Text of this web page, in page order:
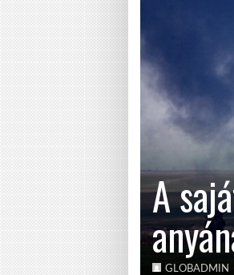
A
GLOBADMIN